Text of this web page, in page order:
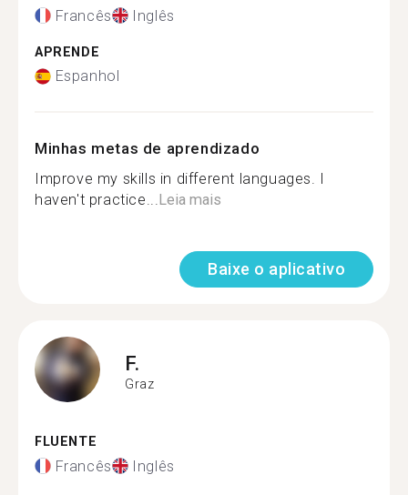
Francês Inglês
APRENDE
Espanhol
Minhas metas de aprendizado
Improve my skills in different languages. I
haven't practice...Leia mais
Baixe o aplicativo
F.
Graz
FLUENTE
Francês Inglês